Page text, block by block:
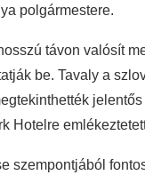
polgármestere.
távon valósít
be. Tavaly a
Hotelre
szempontjából